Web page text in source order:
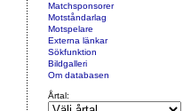
Matchsponsorer
Motståndarlag
Motspelare
Externa länkar
Sökfunktion
Bildgalleri
Om databasen
Årtal: